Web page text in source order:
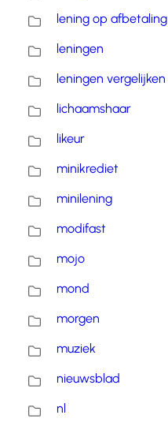
lening op afbetaling
leningen
leningen vergelijken
lichaamshaar
likeur
minikrediet
minilening
modifast
mojo
mond
morgen
muziek
nieuwsblad
nl